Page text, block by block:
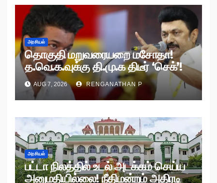
அரசியல்
தொகுதி மறுவரையறை மசோதா!
த.வெ.க.வுக்கு தி.மு.க திடீர் ‘செக்’!
AUG 7, 2026 RENGANATHAN P
அரசியல்
பட்டா நிலத்தில் உடல் அடக்கம் செய்ய
அனுமதியில்லை! நீதிமன்றம் அதிரடி